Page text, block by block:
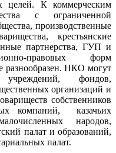
целей. К коммерческим
с ограниченной
производственные
крестьянские
партнерства, ГУП и
правовых форм
разнообразен. НКО могут
фондов,
организаций и
собственников
компаний, казачьих
народов,
палат и образований,
палат.